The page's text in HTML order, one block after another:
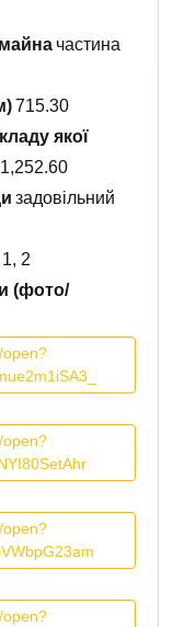
частина
715.30
якої
1,252.60
задовільний
1, 2
(фото/
open?
open?
open?
open?